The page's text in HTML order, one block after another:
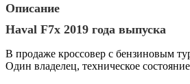
Описание
Haval F7x 2019 года выпуска
В продаже кроссовер с бензиновым
Один владелец, техническое